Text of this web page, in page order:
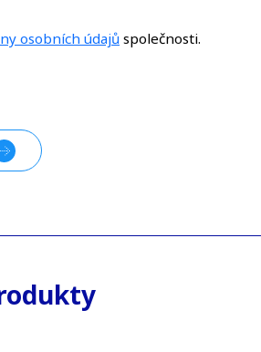
osobních údajů společnosti.